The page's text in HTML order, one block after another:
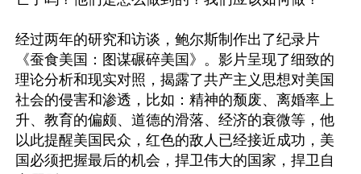
经过两年的研究和访谈，鲍尔斯制作出了纪录片
《蚕食美国：图谋碾碎美国》。影片呈现了细致的
理论分析和现实对照，揭露了共产主义思想对美国
社会的侵害和渗透，比如：精神的颓废、离婚率上
升、教育的偏颇、道德的滑落、经济的衰微等，他
以此提醒美国民众，红色的敌人已经接近成功，美
国必须把握最后的机会，捍卫伟大的国家，捍卫自